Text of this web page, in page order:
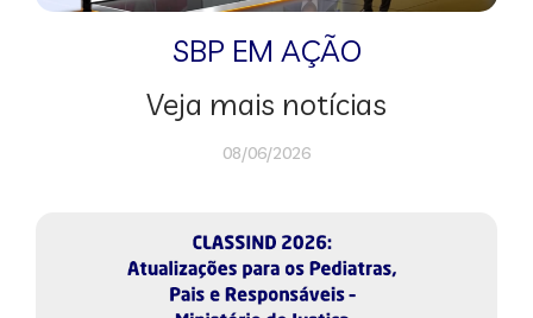
SBP EM AÇÃO
Veja mais notícias
08/06/2026